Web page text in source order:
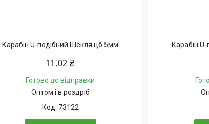
Карабін U-подібний Шекля цб 5мм
11,02 ₴
Готово до відправки
Оптом і в роздріб
73122
Карабін